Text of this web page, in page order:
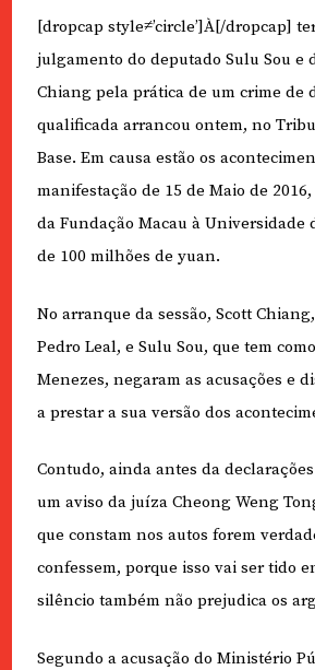
[dropcap style≠’circle’]À[/dropcap]
julgamento do deputado Sulu Sou e
Chiang pela prática de um crime de
qualificada arrancou ontem, no
Base. Em causa estão os
manifestação de 15 de Maio de
da Fundação Macau à Universidade
de 100 milhões de yuan.
No arranque da sessão, Scott
Pedro Leal, e Sulu Sou, que tem
Menezes, negaram as acusações e
a prestar a sua versão dos
Contudo, ainda antes da
um aviso da juíza Cheong Weng
que constam nos autos forem
confessem, porque isso vai ser tido
silêncio também não prejudica os
Segundo a acusação do Ministério